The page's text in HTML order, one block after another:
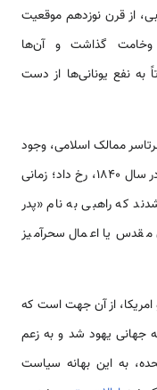
از قرن نوزدهم موقعیت
وخامت گذاشت و آن‌‌‌‌‌‌‌‌‌‌ها
به نفع یونانی‌‌‌‌‌‌‌‌‌‌‌ها از دست
ممالک اسلامی، وجود
داشت؛ معروف‌‌‌‌‌‌‌‌‌‌‌ترین این اتفاق‌‌‌‌‌‌‌‌‌‌ها، در سوری، در سال 1840، رخ داد؛ زمانی
که راهبی به نام «پدر
مقدس یا اعمال سحرآمیز
امریکا، از آن جهت ‌‌‌است که
‌‌‌‌‌‌‌‌‌‌جهانی یهود شد و به زعم
به این ‌‌‌‌‌‌‌‌‌‌بهانه ‌‌‌سیاست